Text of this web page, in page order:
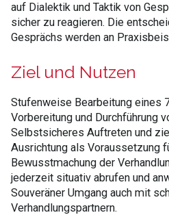
auf Dialektik und Taktik von
sicher zu reagieren. Die
Gesprächs werden an
Ziel und Nutzen
Stufenweise Bearbeitung eines
Vorbereitung und Durchführung
Selbstsicheres Auftreten und
Ausrichtung als Voraussetzung
Bewusstmachung der
jederzeit situativ abrufen und
Souveräner Umgang auch mit
Verhandlungspartnern.